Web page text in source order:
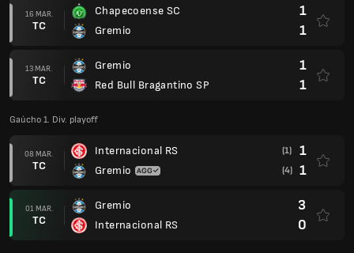
16 MAR.
TC
Chapecoense SC
Gremio
1
1
13 MAR.
TC
Gremio
Red Bull Bragantino SP
1
1
Gaúcho 1. Div. playoff
08 MAR.
TC
Internacional RS
Gremio
(1) 1
(4) 1
01 MAR.
TC
Gremio
Internacional RS
3
0